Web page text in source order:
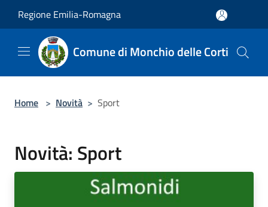
Regione Emilia-Romagna
Comune di Monchio delle Corti
Home > Novità > Sport
Novità: Sport